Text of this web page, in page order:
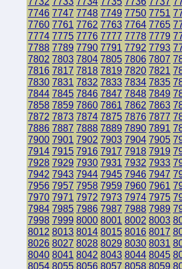
7746 7747 7748 7749 7750 7751
7760 7761 7762 7763 7764 7765
7774 7775 7776 7777 7778 7779
7788 7789 7790 7791 7792 7793
7802 7803 7804 7805 7806 7807
7816 7817 7818 7819 7820 7821
7830 7831 7832 7833 7834 7835
7844 7845 7846 7847 7848 7849
7858 7859 7860 7861 7862 7863
7872 7873 7874 7875 7876 7877
7886 7887 7888 7889 7890 7891
7900 7901 7902 7903 7904 7905
7914 7915 7916 7917 7918 7919
7928 7929 7930 7931 7932 7933
7942 7943 7944 7945 7946 7947
7956 7957 7958 7959 7960 7961
7970 7971 7972 7973 7974 7975
7984 7985 7986 7987 7988 7989
7998 7999 8000 8001 8002 8003
8012 8013 8014 8015 8016 8017
8026 8027 8028 8029 8030 8031
8040 8041 8042 8043 8044 8045
8054 8055 8056 8057 8058 8059